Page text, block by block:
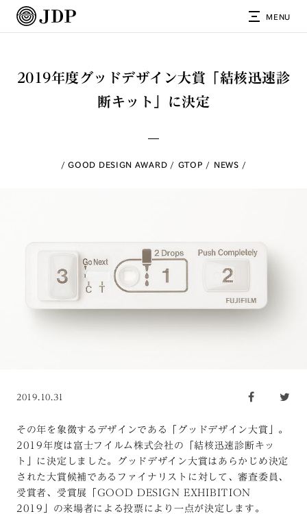
MENU
2019年度グッドデザイン大賞「結核迅速診
断キット」に決定
GOOD DESIGN AWARD GTOP NEWS
2019.10.31
その年を象徴するデザインである「グッドデザイン大賞」。
2019年度は富士フイルム株式会社の「結核迅速診断キッ
ト」に決定しました。グッドデザイン大賞はあらかじめ決定
された大賞候補であるファイナリストに対して、審査委員、
受賞者、受賞展「GOOD DESIGN EXHIBITION
2019」の来場者による投票により一点が決定します。